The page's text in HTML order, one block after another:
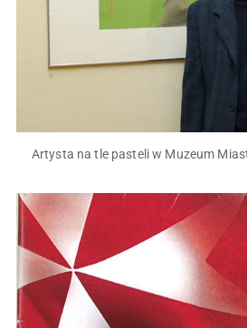
Artysta na tle pasteli w Muzeum